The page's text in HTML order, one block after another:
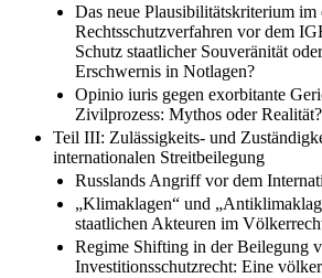
Das neue Plausibilitätskriterium im
Rechtsschutzverfahren vor dem
Schutz staatlicher Souveränität
Erschwernis in Notlagen?
Opinio iuris gegen exorbitante
Zivilprozess: Mythos oder Realität?
Teil III: Zulässigkeits- und
internationalen Streitbeilegung
Russlands Angriff vor dem
„Klimaklagen“ und
staatlichen Akteuren im
Regime Shifting in der Beilegung
Investitionsschutzrecht: Eine